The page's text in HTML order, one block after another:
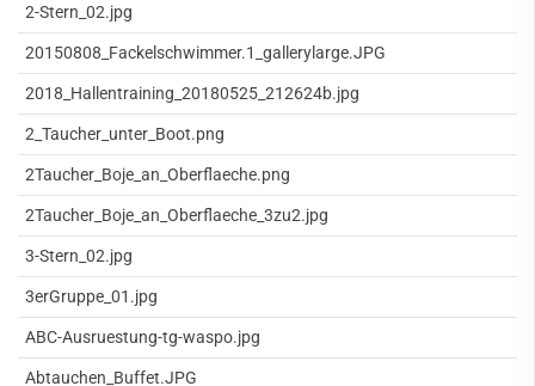
2-Stern_02.jpg
20150808_Fackelschwimmer.1_gallerylarge.JPG
2018_Hallentraining_20180525_212624b.jpg
2_Taucher_unter_Boot.png
2Taucher_Boje_an_Oberflaeche.png
2Taucher_Boje_an_Oberflaeche_3zu2.jpg
3-Stern_02.jpg
3erGruppe_01.jpg
ABC-Ausruestung-tg-waspo.jpg
Abtauchen_Buffet.JPG